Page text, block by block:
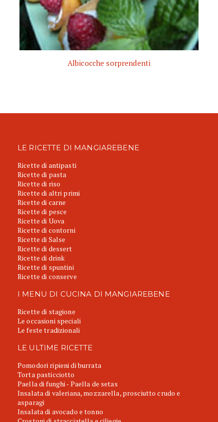
Albicocche sorprendenti
LE RICETTE DI MANGIAREBENE
Ricette di antipasti
Ricette di pasta
Ricette di riso
Ricette di altri primi
Ricette di carne
Ricette di pesce
Ricette di Uova
Ricette di contorni
Ricette di Salse
Ricette di dessert
Ricette di drink
Ricette di spuntini
Ricette di conserve
I MENU DI CUCINA DI MANGIAREBENE
Ricette di stagione
Le occasioni speciali
Le feste tradizionali
LE ULTIME RICETTE
Pomodori ripieni di burrata
Torta pasticciotto
Paella di funghi - Paella de setas
Insalata di valeriana, mozzarella, prosciutto crudo e
asparagi
Insalata di avocado e tonno